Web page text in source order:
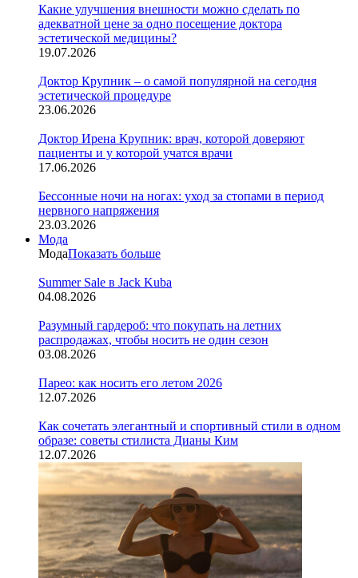
Какие улучшения внешности можно сделать по
адекватной цене за одно посещение доктора
эстетической медицины?
19.07.2026
Доктор Крупник – о самой популярной на сегодня
эстетической процедуре
23.06.2026
Доктор Ирена Крупник: врач, которой доверяют
пациенты и у которой учатся врачи
17.06.2026
Бессонные ночи на ногах: уход за стопами в период
нервного напряжения
23.03.2026
Мода
МодаПоказать больше
Summer Sale в Jack Kuba
04.08.2026
Разумный гардероб: что покупать на летних
распродажах, чтобы носить не один сезон
03.08.2026
Парео: как носить его летом 2026
12.07.2026
Как сочетать элегантный и спортивный стили в одном
образе: советы стилиста Дианы Ким
12.07.2026